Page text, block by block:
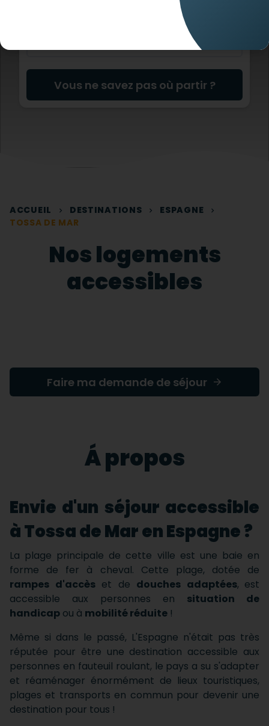
Vous ne savez pas où partir ?
ACCUEIL DESTINATIONS
ESPAGNE
TOSSA DE MAR
Faire ma demande de séjour
Á propos
Envie d'un séjour accessible
à Tossa de Mar en Espagne ?
La plage principale de cette ville est une baie en
forme de fer à cheval. Cette plage, dotée de
rampes d'accèset de douches adaptées, est
accessible aux personnes en situation de
handicap ou à mobilité réduite !
Même si dans le passé, L'Espagne n'était pas très
réputée pour être une destination accessible aux
personnes en fauteuil roulant, le pays a su s'adapter
et réaménager énormément de lieux touristiques,
plages et transports en commun pour devenir une
destination pour tous !
Nos logements
accessibles